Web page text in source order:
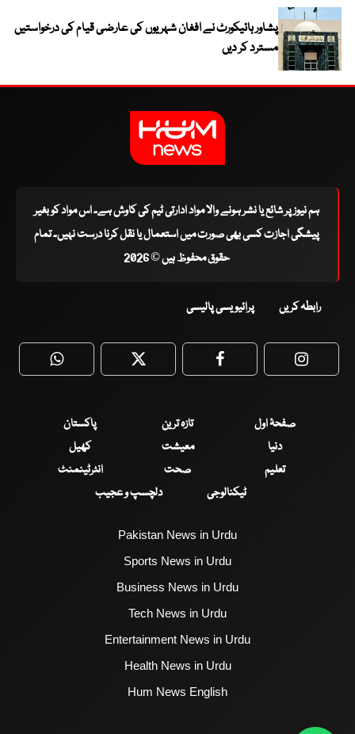
پشاور ہائیکورٹ نے افغان شہریوں کی عارضی قیام کی درخواستیں
مسترد کر دیں
ہم نیوز پر شائع یا نشر ہونے والا مواد ادارتی ٹیم کی کاوش ہے۔ اس مواد کو بغیر
پیشگی اجازت کسی بھی صورت میں استعمال یا نقل کرنا درست نہیں۔ تمام
حقوق محفوظ ہیں © 2026
رابطہ کریں پرائیویسی پالیسی
WhatsApp Twitter Facebook
صفحۂ اول تازہ ترین
پاکستان
دنیا
معیشت
کھیل
تعلیم
صحت
انٹرٹینمنٹ
ٹیکنالوجی
دلچسپ و عجیب
Pakistan News in Urdu
Sports News in Urdu
Business News in Urdu
Tech News in Urdu
Entertainment News in Urdu
Health News in Urdu
Hum News English